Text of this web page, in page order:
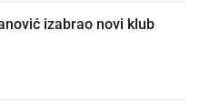
izabrao novi klub